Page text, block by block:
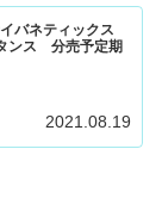
バネティックス
ンス 分売予定期
2021.08.19